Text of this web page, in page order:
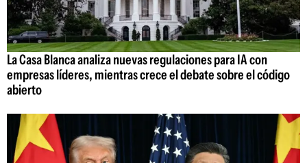
La Casa Blanca analiza nuevas regulaciones para IA con
empresas líderes, mientras crece el debate sobre el código
abierto